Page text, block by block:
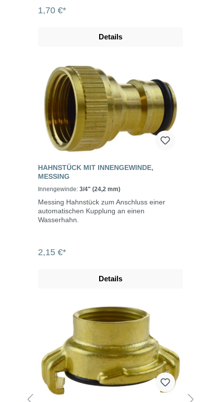
1,70 €*
Details
HAHNSTÜCK MIT INNENGEWINDE,
MESSING
Innengewinde: 3/4" (24,2 mm)
Messing Hahnstück zum Anschluss einer
automatischen Kupplung an einen
Wasserhahn.
2,15 €*
Details